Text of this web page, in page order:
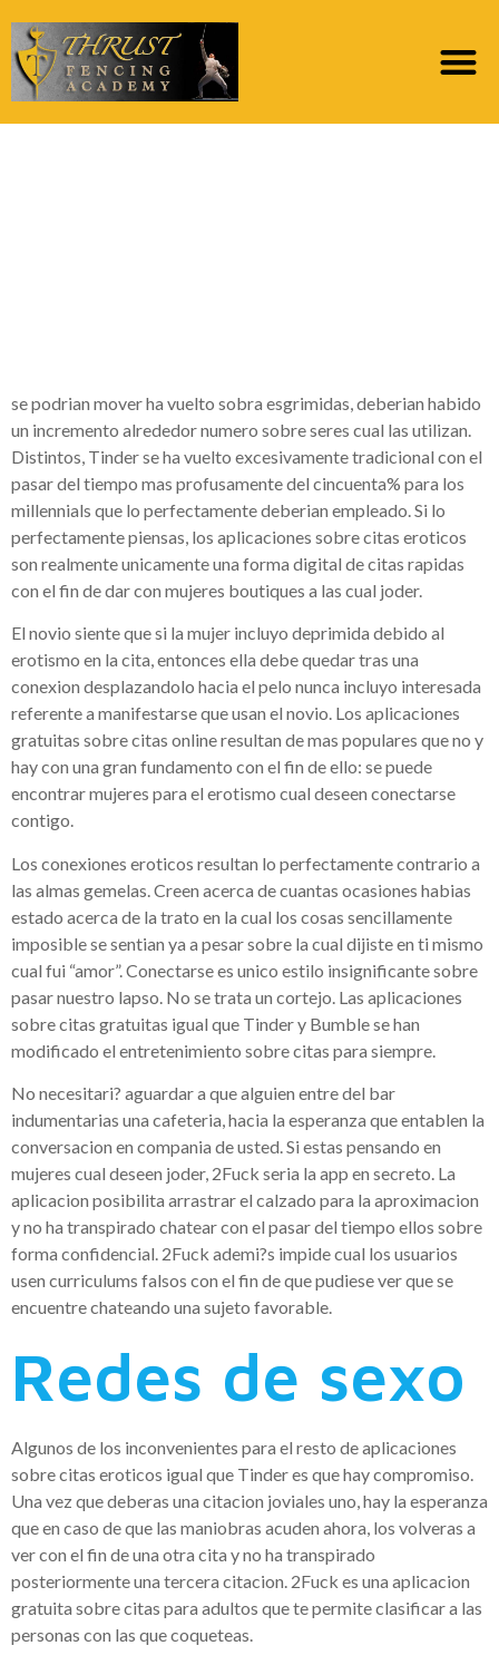
se podri­an mover ha vuelto sobra esgrimidas, deberian habido
un incremento alrededor numero sobre seres cual las utilizan.
Distintos, Tinder se ha vuelto excesivamente tradicional con el
pasar del tiempo mas profusamente del cincuenta% para los
millennials que lo perfectamente deberian empleado.Si lo
perfectamente piensas, los aplicaciones sobre citas eroticos
son realmente unicamente una forma digital de citas rapidas
con el fin de dar con mujeres boutiques a las cual joder.
El novio siente que si la mujer incluyo deprimida debido al
erotismo en la cita, entonces ella debe quedar tras una
conexion desplazandolo hacia el pelo nunca incluyo interesada
referente a manifestarse que usan el novio. Los aplicaciones
gratuitas sobre citas online resultan de mas populares que no y
hay con una gran fundamento con el fin de ello: se puede
encontrar mujeres para el erotismo cual deseen conectarse
contigo.
Los conexiones eroticos resultan lo perfectamente contrario a
las almas gemelas. Creen acerca de cuantas ocasiones habias
estado acerca de la trato en la cual los cosas sencillamente
imposible se sentian ya a pesar sobre la cual dijiste en ti mismo
cual fui “amor”. Conectarse es unico estilo insignificante sobre
pasar nuestro lapso. No se trata un cortejo. Las aplicaciones
sobre citas gratuitas igual que Tinder y Bumble se han
modificado el entretenimiento sobre citas para siempre.
No necesitari? aguardar a que alguien entre del bar
indumentarias una cafeteria, hacia la esperanza que entablen la
conversacion en compania de usted. Si estas pensando en
mujeres cual deseen joder, 2Fuck seri­a la app en secreto. La
aplicacion posibilita arrastrar el calzado para la aproximacion
y no ha transpirado chatear con el pasar del tiempo ellos sobre
forma confidencial. 2Fuck ademi?s impide cual los usuarios
usen curriculums falsos con el fin de que pudiese ver que se
encuentre chateando una sujeto favorable.
Redes de sexo
Algunos de los inconvenientes para el resto de aplicaciones
sobre citas eroticos igual que Tinder es que hay compromiso.
Una vez que deberas una citacion joviales uno, hay la esperanza
que en caso de que las maniobras acuden ahora, los volveras a
ver con el fin de una otra cita y no ha transpirado
posteriormente una tercera citacion. 2Fuck es una aplicacion
gratuita sobre citas para adultos que te permite clasificar a las
personas con las que coqueteas.